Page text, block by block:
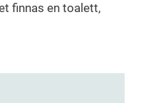
finnas en toalett,